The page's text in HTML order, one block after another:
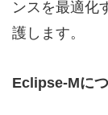
ンスを最適化
護します。
Eclipse-Mに